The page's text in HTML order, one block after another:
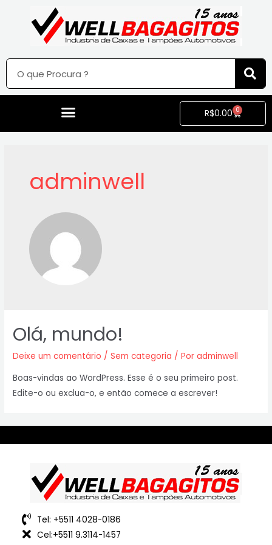
R$0.00 0
adminwell
Olá, mundo!
Deixe um comentário /Sem categoria / Poradminwell
Boas-vindas ao WordPress. Esse é o seu primeiro post.
Edite-o ou exclua-o, e então comece a escrever!
Tel: +5511 4028-0186
Cel:+5511 9.3114-1457